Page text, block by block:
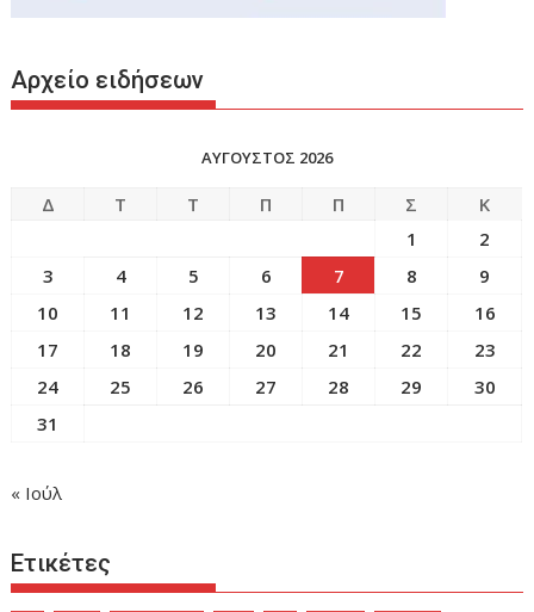
Αρχείο ειδήσεων
ΑΥΓΟΥΣΤΟΣ 2026
Δ Τ Τ Π Π Σ
Κ
1
2
3
4 5 6 7 8
9
10
11 12 13 14 15
16
17
18 19 20 21 22
23
24
25 26 27 28 29
30
31
« Ιούλ
Ετικέτες